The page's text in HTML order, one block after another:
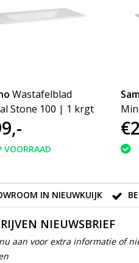
Wastafelblad
Stone 100 | 1 krgt
VOORRAAD
IN NIEUWKUIJK
NIEUWSBRIEF
aan voor extra informatie of